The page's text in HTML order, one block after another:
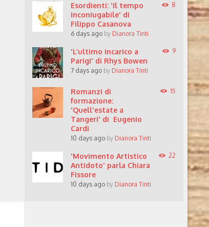
Esordienti: 'Il tempo
inconiugabile' di
Filippo Casanova
6 days ago by Dianora Tinti
8
'L’ultimo incarico a
Parigi' di Rhys Bowen
7 days ago by Dianora Tinti
9
Romanzi di
formazione:
'Quell'estate a
Tangeri' di Eugenio
Cardi
10 days ago by Dianora Tinti
15
'Movimento Artistico
Antidoto' parla Chiara
Fissore
10 days ago by Dianora Tinti
22